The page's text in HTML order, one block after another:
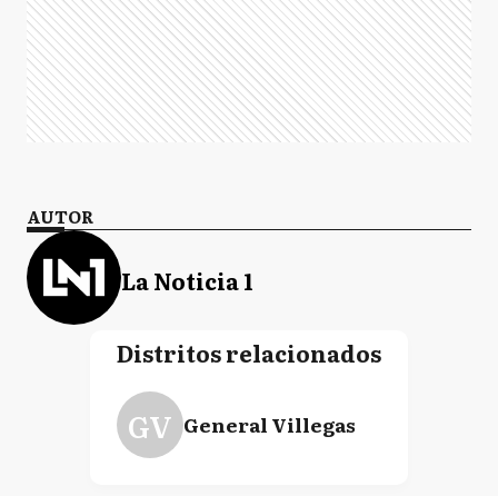
AUTOR
La Noticia 1
Distritos relacionados
GV General Villegas